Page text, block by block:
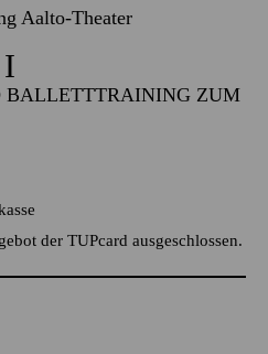
Aalto-Theater
BALLETTTRAINING ZUM
der TUPcard ausgeschlossen.